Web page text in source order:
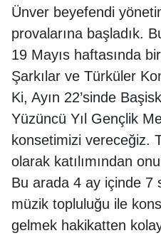
Ünver beyefendi
provalarına başladık.
19 Mayıs haftasında
Şarkılar ve Türküler
Ki, Ayın 22’sinde
Yüzüncü Yıl Gençlik
konsetimizi vereceğiz.
olarak katılımından
Bu arada 4 ay içinde 7
müzik topluluğu ile
gelmek hakikatten